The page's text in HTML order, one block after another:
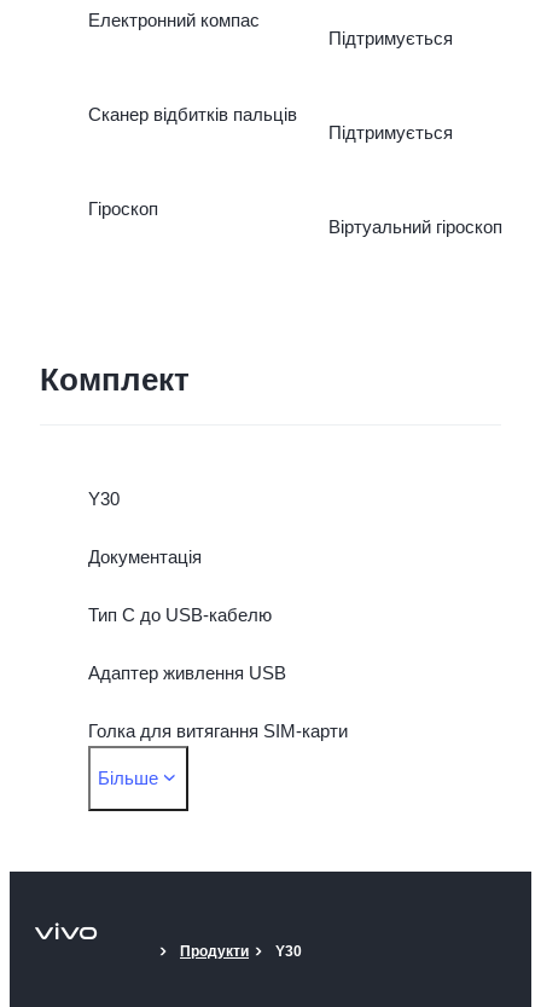
Електронний компас
Підтримується
Сканер відбитків пальців
Підтримується
Гіроскоп
Віртуальний гіроскоп
Комплект
Y30
Документація
Тип C до USB-кабелю
Адаптер живлення USB
Голка для витягання SIM-карти
Захисний чохол
Більше
Продукти Y30